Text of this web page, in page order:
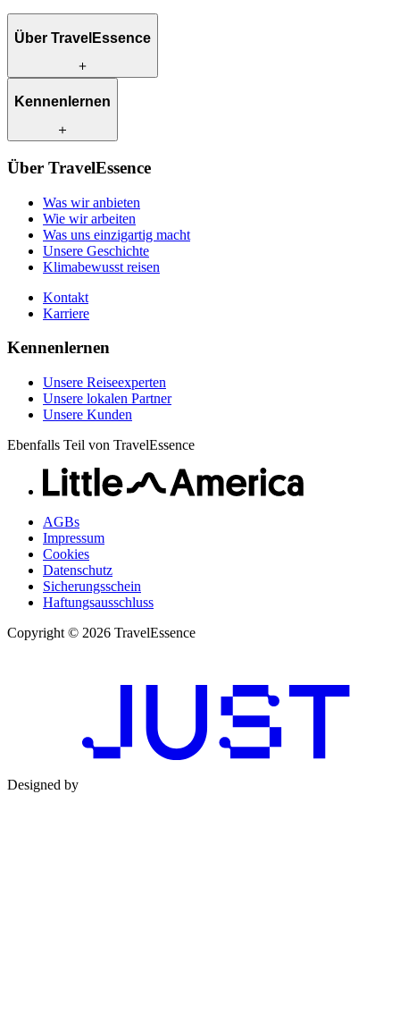
Über TravelEssence
Was wir anbieten
Was uns einzigartig macht
Klimabewusst reisen
Kontakt
Karriere
Kennenlernen
Unsere Reiseexperten
Unsere Kunden
Über TravelEssence
Was wir anbieten
Wie wir arbeiten
Was uns einzigartig macht
Unsere Geschichte
Klimabewusst reisen
Kontakt
Karriere
Kennenlernen
Unsere Reiseexperten
Unsere lokalen Partner
Unsere Kunden
Ebenfalls Teil von TravelEssence
AGBs
Impressum
Cookies
Datenschutz
Sicherungsschein
Haftungsausschluss
Copyright © 2026 TravelEssence
Designed by